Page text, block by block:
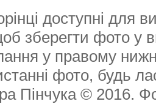
доступні для
зберегти фото у
у правому
фото, будь
Пінчука © 2016.